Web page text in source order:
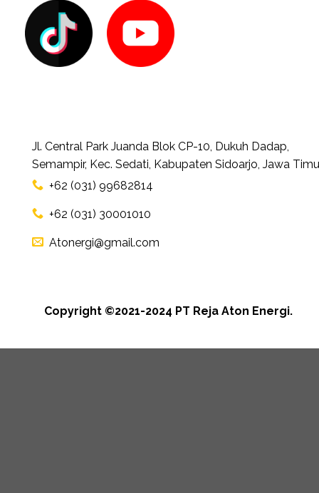
Jl. Central Park Juanda Blok CP-10, Dukuh Dadap,
Semampir, Kec. Sedati, Kabupaten Sidoarjo, Jawa
+62 (031) 99682814
+62 (031) 30001010
Atonergi@gmail.com
Copyright ©2021-2024 PT Reja Aton Energi.